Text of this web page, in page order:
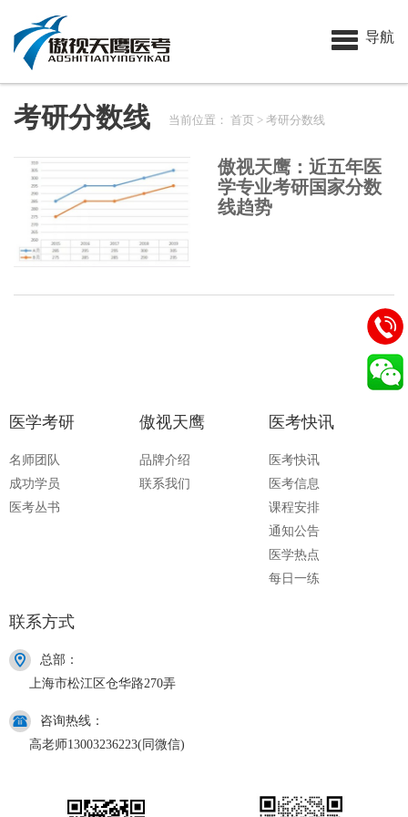
导航
考研分数线 当前位置： 首页 > 考研分数线
傲视天鹰：近五年医
学专业考研国家分数
线趋势
医学考研
名师团队
成功学员
医考丛书
傲视天鹰
品牌介绍
联系我们
医考快讯
医考快讯
医考信息
课程安排
通知公告
医学热点
每日一练
联系方式
总部：
上海市松江区仓华路270弄
咨询热线：
高老师13003236223(同微信)